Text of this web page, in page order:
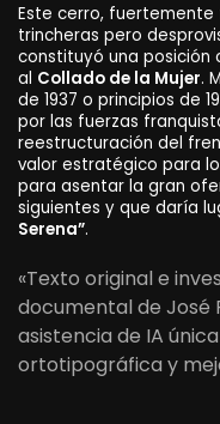
Este cerro,
trincheras pero
constituyó una posición
al Collado de la Mujer.
de 1937 o principios de
por las fuerzas
reestructuración del
valor estratégico para
para asentar la gran
siguientes y que daría
Serena”.
«Texto original e
documental de José
asistencia de IA
ortotipográfica y